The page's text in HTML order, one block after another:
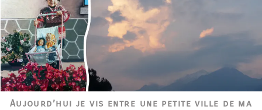
Aujourd’hui je vis entre une petite ville de ma